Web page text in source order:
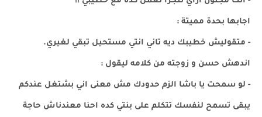
اجابها بحدة مميتة :
- متقوليش خطيبك ديه تاني انتي مستحيل تبقي لغيري.
اندهش حسن و زوجته من كلامه ليقول :
- لو سمحت يا باشا الزم حدودك مش معنى اني بشتغل عندكم
يبقى تسمح لنفسك تتكلم على بنتي كده احنا معندناش حاجة